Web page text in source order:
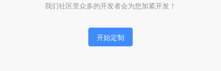
我们社区里众多的开发者会为您加紧开发！
开始定制